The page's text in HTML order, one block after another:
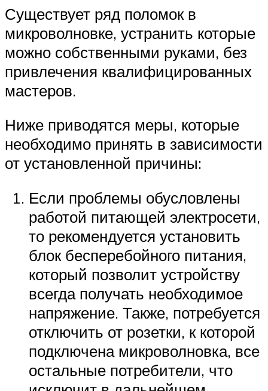
Существует ряд поломок в
микроволновке, устранить которые
можно собственными руками, без
привлечения квалифицированных
мастеров.
Ниже приводятся меры, которые
необходимо принять в зависимости
от установленной причины:
Если проблемы обусловлены
работой питающей электросети,
то рекомендуется установить
блок бесперебойного питания,
который позволит устройству
всегда получать необходимое
напряжение. Также, потребуется
отключить от розетки, к которой
подключена микроволновка, все
остальные потребители, что